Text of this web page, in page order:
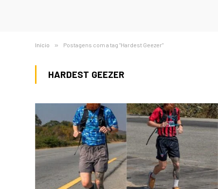
Início » Postagens com a tag "Hardest Geezer"
HARDEST GEEZER